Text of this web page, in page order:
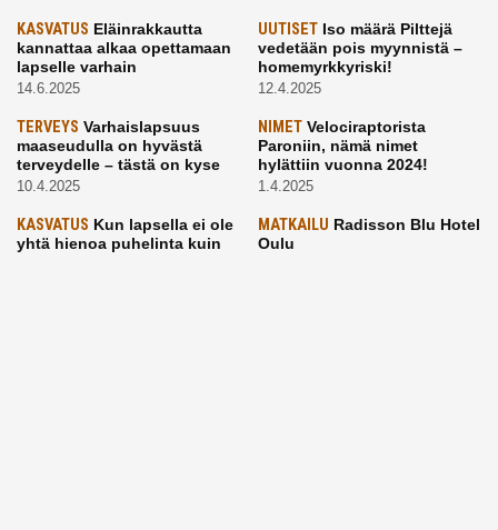
KASVATUS Eläinrakkautta
kannattaa alkaa opettamaan
lapselle varhain
14.6.2025
UUTISETIso määrä Pilttejä
vedetään pois myynnistä –
homemyrkkyriski!
12.4.2025
TERVEYS Varhaislapsuus
maaseudulla on hyvästä
terveydelle – tästä on kyse
10.4.2025
NIMETVelociraptorista
Paroniin, nämä nimet
hylättiin vuonna 2024!
1.4.2025
KASVATUS Kun lapsella ei ole
yhtä hienoa puhelinta kuin
MATKAILU Radisson Blu Hotel
Oulu